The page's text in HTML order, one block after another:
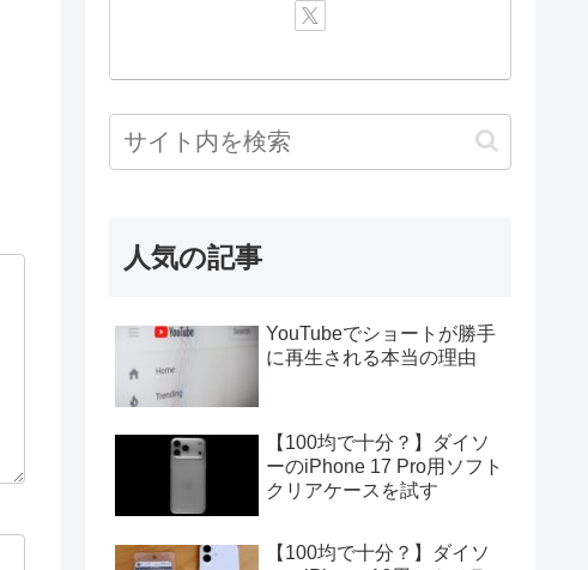
人気の記事
YouTubeでショートが勝手
に再生される本当の理由
【100均で十分？】ダイソ
ーのiPhone 17 Pro用ソフト
クリアケースを試す
【100均で十分？】ダイソ